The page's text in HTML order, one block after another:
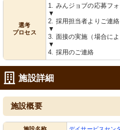
選考
プロセス
1. みんジョブの応募フ
▼
2. 採用担当者よりご連絡
▼
3. 面接の実施（場合によ
▼
4. 採用のご連絡
施設詳細
施設概要